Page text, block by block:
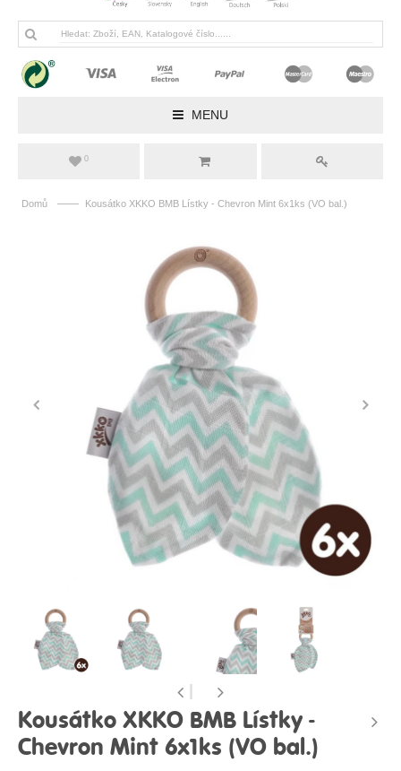
MENU
0
Domů —— Kousátko XKKO BMB Lístky - Chevron Mint 6x1ks (VO bal.)
Kousátko XKKO BMB Lístky -
Chevron Mint 6x1ks (VO bal.)